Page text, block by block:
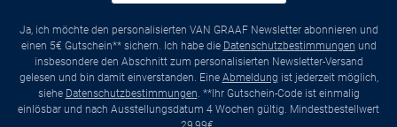
Ja, ich möchte den personalisierten VAN GRAAF Newsletter abonnieren und
einen 5€ Gutschein** sichern. Ich habe die Datenschutzbestimmungen und
insbesondere den Abschnitt zum personalisierten Newsletter-Versand
gelesen und bin damit einverstanden. Eine Abmeldung ist jederzeit möglich,
siehe Datenschutzbestimmungen. **Ihr Gutschein-Code ist einmalig
einlösbar und nach Ausstellungsdatum 4 Wochen gültig. Mindestbestellwert